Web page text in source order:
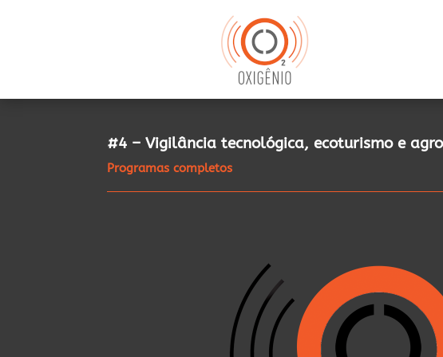
#4 – Vigilância tecnológica, ecoturismo e
Programas completos